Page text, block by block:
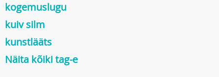
kogemuslugu
kuiv silm
kunstlääts
Näita kõiki tag-e